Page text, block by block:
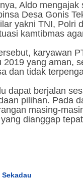
Aldo
Desa Gonis
yakni TNI, Polri
kamtibmas
karyawan
2019 yang aman,
dan tidak
dapat berjalan
pilihan. Pada
masing-
dianggap
Sekadau